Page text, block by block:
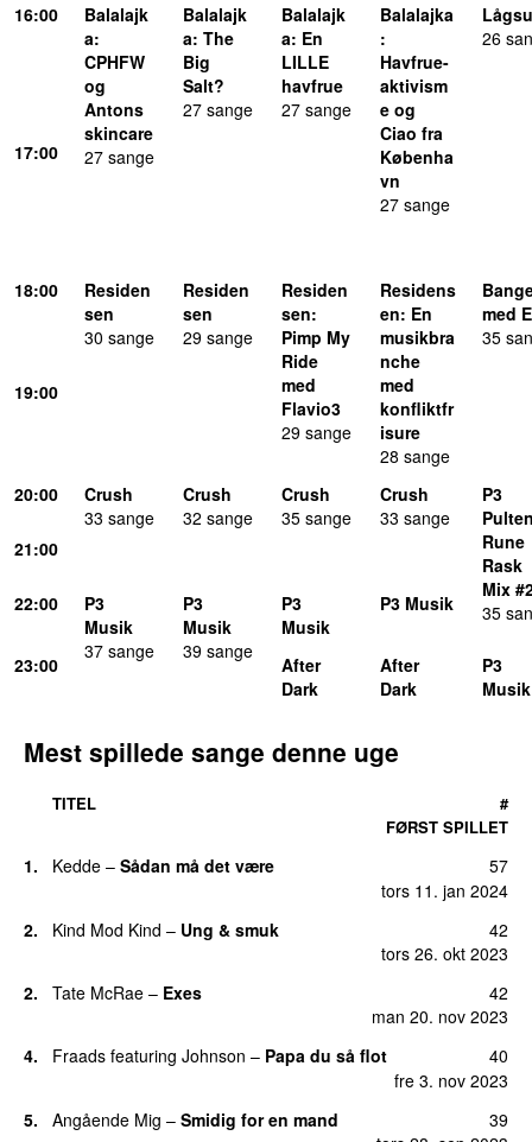
16:00
Balalajk
a:
CPHFW
og
Antons
skincare
27 sange
Balalajk
a: The
Big
Salt?
27 sange
Balalajk
a: En
LILLE
havfrue
27 sange
Balalajka
:
Havfrue-
aktivism
e og
Ciao fra
Københa
vn
27 sange
26
17:00
18:00
Residen
sen
30 sange
Residen
sen
29 sange
Residen
sen:
Pimp My
Ride
med
Flavio3
29 sange
Residens
en: En
musikbra
nche
med
konfliktfr
isure
28 sange
med
35
19:00
20:00
Crush
33 sange
Crush
32 sange
Crush
35 sange
Crush
33 sange
P3
Rune
Rask
Mix
35
21:00
22:00
P3
Musik
37 sange
P3
Musik
39 sange
P3
Musik
P3 Musik
23:00
After
Dark
After
Dark
P3
Musik
Mest spillede sange denne uge
TITEL
FØRST SPILLET
#
1. Kedde – Sådan må det være
tors 11. jan 2024
57
2. Kind Mod Kind – Ung & smuk
tors 26. okt 2023
42
2. Tate McRae – Exes
man 20. nov 2023
42
4. Fraads featuring Johnson – Papa du så flot
fre 3. nov 2023
40
5. Angående Mig – Smidig for en mand
39